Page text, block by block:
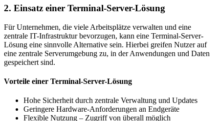
2. Einsatz einer Terminal-Server-Lösung
Für Unternehmen, die viele Arbeitsplätze verwalten und eine
zentrale IT-Infrastruktur bevorzugen, kann eine Terminal-Server-
Lösung eine sinnvolle Alternative sein. Hierbei greifen Nutzer auf
eine zentrale Serverumgebung zu, in der Anwendungen und Daten
gespeichert sind.
Vorteile einer Terminal-Server-Lösung
Hohe Sicherheit durch zentrale Verwaltung und Updates
Geringere Hardware-Anforderungen an Endgeräte
Flexible Nutzung – Zugriff von überall möglich